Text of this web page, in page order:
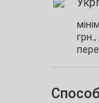
грн.,